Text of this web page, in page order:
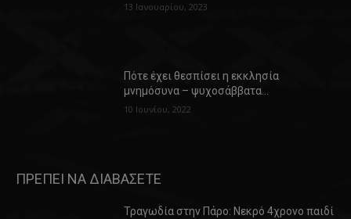
13 Ιανουαρίου, 2023
Πότε έχει θεσπίσει η εκκλησία
μνημόσυνα – ψυχοσάββατα…
10 Ιουνίου, 2022
ΠΡΕΠΕΙ ΝΑ ΔΙΑΒΑΣΕΤΕ
Τραγωδία στην Πάρο: Νεκρό 4χρονο παιδί